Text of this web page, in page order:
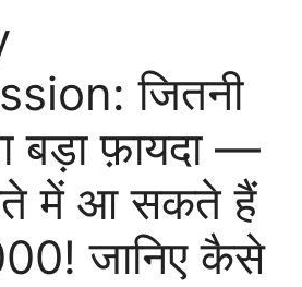
जितनी
बड़ा फ़ायदा —
में आ सकते हैं
जानिए कैसे